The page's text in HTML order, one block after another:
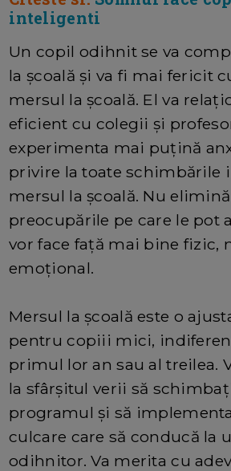
inteligenti
Un copil odihnit se va
la școală și va fi mai fericit
mersul la școală. El va
eficient cu colegii și
experimenta mai puțină
privire la toate schimbările
mersul la școală. Nu
preocupările pe care le pot
vor face față mai bine fizic,
emoțional.
Mersul la școală este o
pentru copiii mici,
primul lor an sau al treilea.
la sfârșitul verii să
programul și să
culcare care să conducă la
odihnitor. Va merita cu